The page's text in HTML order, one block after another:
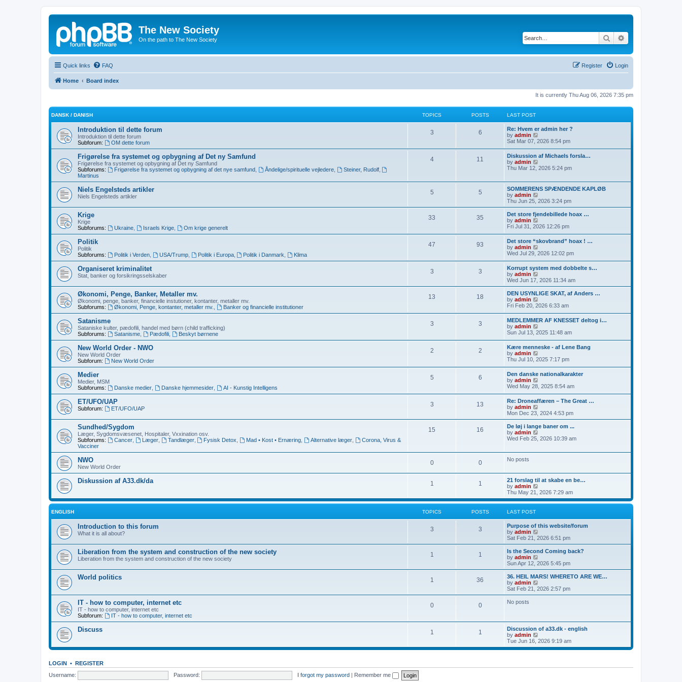
The New Society
On the path to The New Society Search
Quick links FAQ Login
Register
Home Board index
It is currently Thu Aug 06, 2026 7:35 pm
DANSK / DANISH TOPICS POSTS LAST POST
Introduktion til dette forum
Introduktion til dette forum
Subforum:
OM dette forum
3 6
Re: Hvem er admin her ?
by admin
i
w
t
h
e
a
t
s
t
p
s
Sat Mar 07, 2026 8:54 pm
Frigørelse fra systemet og opbygning af Det ny Samfund
Frigørelse fra systemet og opbygning af Det ny Samfund
Subforums:
Frigørelse fra systemet og opbygning af det nye samfund, Åndelige/spirituelle vejledere, Steiner, Rudolf,
Martinus
4 11
Diskussion af Michaels forsla…
by admin
i
t
h
e
l
a
t
s
t
p
s
Thu Mar 12, 2026 5:24 pm
Niels Engelsteds artikler
Niels Engelsteds artikler
5 5
SOMMERENS SPÆNDENDE KAPLØB
by admin
i
e
w
h
l
a
e
s
t
o
s
t
Thu Jun 25, 2026 3:24 pm
Krige
Krige
Subforums:
Ukraine, Israels Krige, Om krige generelt
33 35
Det store fjendebillede hoax …
by admin
i
w
t
h
e
l
a
e
s
t
o
t
Fri Jul 31, 2026 12:26 pm
Politik
Politik
Subforums:
Politik i Verden, USA/Trump, Politik i Europa, Politik i Danmark Klima
47 93
Det store “skovbrand” hoax ! …
by admin
i
t
h
e
l
a
e
s
t
o
Wed Jul 29, 2026 12:02 pm
Organiseret kriminalitet
Stat, banker og forsikringsselskaber
3 3
Korrupt system med dobbelte s…
by admin
i
e
w
h
l
a
e
s
t
o
Wed Jun 17, 2026 11:34 am
Økonomi, Penge, Banker, Metaller mv.
Økonomi, penge, banker, financielle instutioner, kontanter, metaller mv.
Subforums:
Økonomi, Penge, kontanter, metaller mv. Banker og financielle institutioner
13 18
DEN USYNLIGE SKAT, af Anders …
by admin
i
w
t
h
e
l
a
e
s
t
p
o
s
t
Fri Feb 20, 2026 6:33 am
Satanisme
Sataniske kulter, pædofili, handel med børn (child trafficking)
Subforums:
Satanisme, Pædofili, Beskyt børnene
3 3
MEDLEMMER AF KNESSET deltog i…
by admin
i
t
h
e
l
a
e
s
t
p
o
s
Sun Jul 13, 2025 11:48 am
New World Order - NWO
New World Order
Subforum:
New World Order
2 2
Kære menneske - af Lene Bang
by admin
i
t
h
e
l
a
e
s
t
o
Thu Jul 10, 2025 7:17 pm
Medier
Medier, MSM
Subforums:
Danske medier, Danske hjemmesider, AI - Kunstig Intelligens
5 6
Den danske nationalkarakter
by admin
w
t
h
e
a
e
t
t
Wed May 28, 2025 8:54 am
ET/UFO/UAP
Subforum: ET/UFO/UAP
3 13
Re: Droneaffæren – The Great …
by admin
e
w
h
s
t
o
s
t
Mon Dec 23, 2024 4:53 pm
Sundhed/Sygdom
Læger, Sygdomsvæsenet, Hospitaler, Vxxination osv.
Subforums:
Cancer, Læger, Tandlæger, Fysisk Detox Mad • Kost • Ernæring Alternative læger
Corona, Virus &
Vacciner
15 16
De løj i lange baner om ...
by admin
l
a
e
s
t
s
t
Wed Feb 25, 2026 10:39 am
NWO
New World Order
0 0 No posts
Diskussion af A33.dk/da 1 1
21 forslag til at skabe en be…
by admin
i
e
w
l
t
e
s
p
o
s
Thu May 21, 2026 7:29 am
ENGLISH TOPICS POSTS LAST POST
Introduction to this forum
What it is all about?
3 3
Purpose of this website/forum
by admin
i
e
w
h
l
a
t
e
s
t
Sat Feb 21, 2026 6:51 pm
Liberation from the system and construction of the new society
Liberation from the system and construction of the new society
1 1
Is the Second Coming back?
by admin
i
e
w
h
s
t
o
s
Sun Apr 12, 2026 5:45 pm
World politics 1 36
36. HEIL MARS! WHERETO ARE WE…
by admin
i
e
a
e
s
o
Sat Feb 21, 2026 2:57 pm
IT - how to computer, internet etc
IT - how to computer, internet etc
Subforum:
IT - how to computer, internet etc
0 0 No posts
Discuss 1 1
Discussion of a33.dk - english
by admin
i
e
Tue Jun 16, 2026 9:19 am
LOGIN • REGISTER
Username:
Password: I forgot my password | Remember me